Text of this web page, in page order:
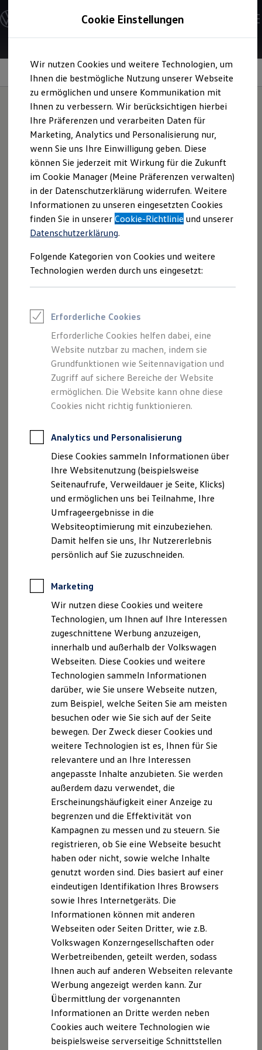
Hauptinhalt
springen
Footer
springen
Modelle und Konfigurator
Konfigurator
Modelle vergleichen
Elektroautos
ENERGY Sondermodelle
Nutzfahrzeuge
SUV und CUV
Familienautos
Kombis
Kompaktwagen
Sportwagen
Schnell verfügbare Fahrzeuge
Angebote und Produkte
Aktuelle Angebote
E-Auto-Förderung
Volkswagen Marktplatz
Die ENERGY Sondermodelle
Junge Gebrauchtwagen und Gebrauchtwagen
Volkswagen Zertifizierte Gebrauchtwagen
Elektromobilität bei Gebrauchtwagen
Saisonangebote
Reifenpakete
Leasing
Leasing-Angebote
Elektroauto Leasing
Kleinwagen-Leasing
Leasing ohne Anzahlung
Finanzierung
Autokredit mit Schlussrate
Versicherungen und Garantien
Kfz-Versicherung
Restschuldversicherungen
Garantien
Professional Class bei Volkswagen
Behörden
Direktkunden
Sonderfahrzeuge
Anpfiff zum Gewinn
Elektromobilität
Elektroautos
ID. Tutorials
Elektrofahrzeugkonzepte
ID. EVERY1
Reichweite
Rekuperation
Laden unterwegs
Laden Zuhause
Ladestationen finden
Ladezeitensimulator
Batterie
Sicherheit
Nachhaltigkeit
Technologie
Kosten und Kauf
Verbrauchskosten
Kaufoptionen
E-Auto-Förderung
Software und Konnektivität
Die ID. Software 6
ID. Software Versionen und Updates
Digitale Extras
Schnittstellen zu Ihrem ID.
Marke und Erlebnis
Volkswagen R und R Experience
R-Modelle
R Experience
Driving Experience
Volkswagen entdecken
Werkbesichtigung
Lifestyle Shop
T-Roc Kollektion
Golf Kollektion
Volkswagen Kollektion
R-Kollektion
GTI Kollektion
Fußball Drop
we drive football
#wedriveproud
Besitzer und Service
myVolkswagen
Software Updates
Service und Ersatzteile
Inspektion und HU/AU
Parkassistenzsystem
Parkassistenzsystem
im Überblick:
Park Assist
Der optional erhältliche Park Assistkann Ihnen nicht nur
im Vorbeifahren sagen, ob eine Parklücke groß genug ist –
Geschwindigkeit von 40 km/h sucht er nach geeigneten
Längsparklücken – Querparklücken bis zu einer
Geschwindigkeit von 20 km/h. Haben Sie sich für eine
übernimmt der Park Assist die Lenkung. Sie müssen lediglich
Gas, Gangschaltung und Bremse bedienen und den Vorgang
überwachen. Aus Längsparklücken kann der Park Assist auch
1 2
, 1 von 2 , 2 von 2
--:--
Verbleibende Zeit,
Nutzungsbedingungen
Datenschutzerklärungen
Cookie-Richtlinie
Lizenzhinweise Dritter
Angaben zum Digital Services Act (DSA)
EU Data Act
Produktsicherheitsinformationen
Vertrag Widerrufen
Disclaimer von Volkswagen AG
Im Rahmen der Grenzen des Systems.
Der Fahrer muss jederzeit bereit sein, das Assistenzsystem zu
übersteuern und wird nicht von seiner Verantwortung
entbunden, das Fahrzeug umsichtig zu fahren.
Beispielhafte Illustration
Die in dieser Darstellung gezeigten Fahrzeuge und
Ausstattungen können in einzelnen Details vom aktuellen
Cookie Einstellungen
Wir nutzen Cookies und weitere Technologien, um
Ihnen die bestmögliche Nutzung unserer Webseite
zu ermöglichen und unsere Kommunikation mit
Ihnen zu verbessern. Wir berücksichtigen hierbei
Ihre Präferenzen und verarbeiten Daten für
Marketing, Analytics und Personalisierung nur,
wenn Sie uns Ihre Einwilligung geben. Diese
können Sie jederzeit mit Wirkung für die Zukunft
im Cookie Manager (Meine Präferenzen verwalten)
in der Datenschutzerklärung widerrufen. Weitere
Informationen zu unseren eingesetzten Cookies
finden Sie in unsererCookie-Richtlinie und unserer
Datenschutzerklärung.
Folgende Kategorien von Cookies und weitere
Technologien werden durch uns eingesetzt:
Erforderliche Cookies
Erforderliche Cookies helfen dabei, eine
Website nutzbar zu machen, indem sie
Grundfunktionen wie Seitennavigation und
Zugriff auf sichere Bereiche der Website
ermöglichen. Die Website kann ohne diese
Cookies nicht richtig funktionieren.
Analytics und Personalisierung
Diese Cookies sammeln Informationen über
Ihre Websitenutzung (beispielsweise
Seitenaufrufe, Verweildauer je Seite, Klicks)
und ermöglichen uns bei Teilnahme, Ihre
Umfrageergebnisse in die
Websiteoptimierung mit einzubeziehen.
Damit helfen sie uns, Ihr Nutzererlebnis
persönlich auf Sie zuzuschneiden.
Marketing
Wir nutzen diese Cookies und weitere
Technologien, um Ihnen auf Ihre Interessen
zugeschnittene Werbung anzuzeigen,
innerhalb und außerhalb der Volkswagen
Webseiten. Diese Cookies und weitere
Technologien sammeln Informationen
darüber, wie Sie unsere Webseite nutzen,
zum Beispiel, welche Seiten Sie am meisten
besuchen oder wie Sie sich auf der Seite
bewegen. Der Zweck dieser Cookies und
weitere Technologien ist es, Ihnen für Sie
relevantere und an Ihre Interessen
angepasste Inhalte anzubieten. Sie werden
außerdem dazu verwendet, die
Erscheinungshäufigkeit einer Anzeige zu
begrenzen und die Effektivität von
Kampagnen zu messen und zu steuern. Sie
registrieren, ob Sie eine Webseite besucht
haben oder nicht, sowie welche Inhalte
genutzt worden sind. Dies basiert auf einer
eindeutigen Identifikation Ihres Browsers
sowie Ihres Internetgeräts. Die
Informationen können mit anderen
Webseiten oder Seiten Dritter, wie z.B.
Volkswagen Konzerngesellschaften oder
Werbetreibenden, geteilt werden, sodass
Ihnen auch auf anderen Webseiten relevante
Werbung angezeigt werden kann. Zur
Übermittlung der vorgenannten
Informationen an Dritte werden neben
Cookies auch weitere Technologien wie
beispielsweise serverseitige Schnittstellen